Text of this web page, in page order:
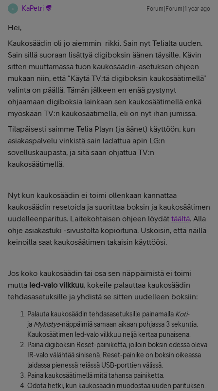
K KaPetri Forum|Forum|1 year ago
Hei,
Kaukosäädin oli jo aiemmin rikki. Sain nyt Telialta uuden.
Sain sillä suoraan lisättyä digiboksin äänen täysille. Kävin
sitten muuttamassa tuon kaukosäädin-asetuksen ohjeen
mukaan niin, että “Käytä TV:tä digiboksin kaukosäätimellä”
valinta on päällä. Tämän jälkeen en enää pystynyt
ohjaamaan digiboksia lainkaan sen kaukosäätimellä enkä
myöskään TV:n kaukosäätimellä, eli on nyt ihan jumissa.
Tilapäisesti saimme Telia Playn (ja äänet) käyttöön, kun
asiakaspalvelu vinkistä sain ladattua apin LG:n
sovelluskaupasta, ja sitä saan ohjattua TV:n
kaukosäätimellä.
Nyt kun kaukosäädin ei toimi ollenkaan kannattaa
kaukosäädin resetoida ja suorittaa boksin ja kaukosäätimen
uudelleenparitus. Laitekohtaisen ohjeen löydät täältä. Alla
ohje asiakastuki -sivustolta kopioituna. Uskoisin, että näillä
keinoilla saat kaukosäätimen takaisin käyttöösi.
Jos koko kaukosäädin tai osa sen näppäimistä ei toimi
mutta led-valo vilkkuu, kokeile palauttaa kaukosäädin
tehdasasetuksille ja yhdistä se sitten uudelleen boksiin:
Palauta kaukosäädin tehdasasetuksille painamalla Koti-
ja Mykistys-näppäimiä samaan aikaan pohjassa 3 sekuntia.
Kaukosäätimen led-valo vilkkuu neljä kertaa punaisena.
Paina digiboksin Reset-painiketta, jolloin boksin edessä oleva
IR-valo välähtää sinisenä. Reset-painike on boksin oikeassa
laidassa pienessä reiässä USB-porttien välissä.
Paina kaukosäätimellä mitä tahansa painiketta.
Odota hetki, kun kaukosäädin muodostaa uuden parituksen.